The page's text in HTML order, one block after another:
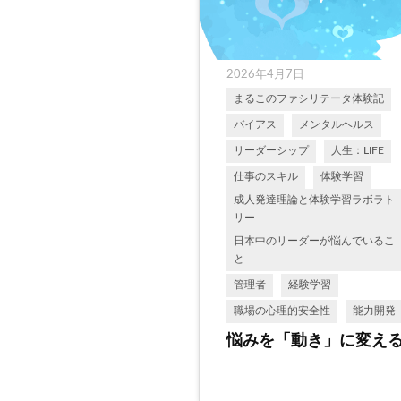
2026年4月7日
まるこのファシリテータ体験記
バイアス メンタルヘルス
リーダーシップ 人生：LIFE
仕事のスキル 体験学習
成人発達理論と体験学習ラボラト
リー
日本中のリーダーが悩んでいるこ
と
管理者 経験学習
職場の心理的安全性 能力開発
悩みを「動き」に変え